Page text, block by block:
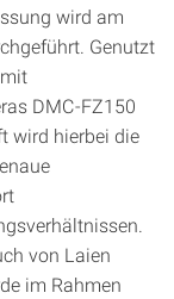
wird am
Genutzt
DMC‑FZ150
wird hierbei die
von Laien
im Rahmen